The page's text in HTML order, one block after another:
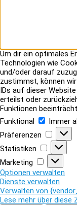
Um dir ein optimales
Technologien wie
und/oder darauf
zustimmst, können
IDs auf dieser
erteilst oder
Funktionen
Funktional
Immer
Präferenzen
Statistiken
Marketing
Marketing
Optionen verwalten
Dienste verwalten
Verwalten von
Lese mehr über diese